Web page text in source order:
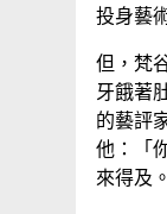
投身藝
但，梵
牙餓著
的藝評
他：「
來得及